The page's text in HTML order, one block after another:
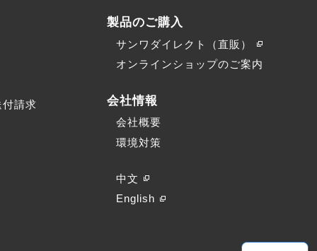
請求
製品のご購入
サンワダイレクト（直販）
オンラインショップのご案内
会社情報
会社概要
環境対策
中文
English